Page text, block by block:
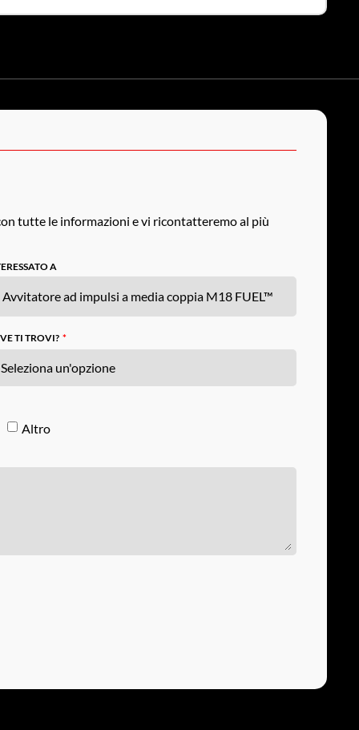
tutte le informazioni e vi ricontatteremo al più
A
TI TROVI?
Altro